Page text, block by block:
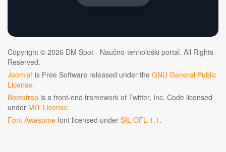
Copyright © 2026 DM Spot - Naučno-tehnološki portal. All Rights
Reserved.
Joomla! is Free Software released under the GNU General Public
License.
Bootstrap is a front-end framework of Twitter, Inc. Code licensed
under MIT License.
Font Awesome font licensed under SIL OFL 1.1 .